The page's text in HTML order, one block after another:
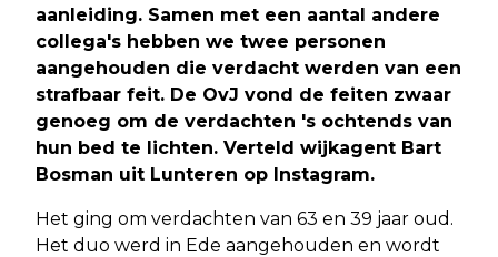
aanleiding. Samen met een aantal andere
collega's hebben we twee personen
aangehouden die verdacht werden van een
strafbaar feit. De OvJ vond de feiten zwaar
genoeg om de verdachten 's ochtends van
hun bed te lichten. Verteld wijkagent Bart
Bosman uit Lunteren op Instagram.
Het ging om verdachten van 63 en 39 jaar oud.
Het duo werd in Ede aangehouden en wordt